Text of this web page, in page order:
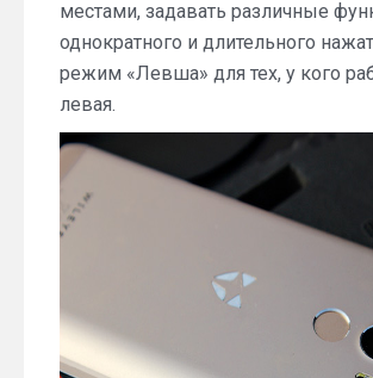
местами, задавать различные
однократного и длительного
режим «Левша» для тех, у кого
левая.